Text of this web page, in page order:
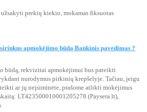
prekių kiekio, mokamas fiksuotas
apmokėjimo būdą Bankinis pavedimas ?
būdą, rekvizitai apmokėjimui bus pateikti
nurodymus pirkinių krepšelyje. Tačiau, jeigu
ar jų neįsiminėte, prašome atlikti mokėjimus
LT423500010001205278 (Paysera.lt),